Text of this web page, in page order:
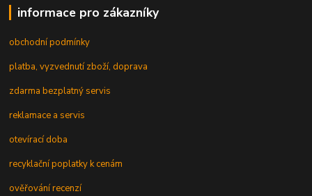
informace pro zákazníky
obchodní podmínky
platba, vyzvednutí zboží, doprava
zdarma bezplatný servis
reklamace a servis
otevírací doba
recyklační poplatky k cenám
ověřování recenzí